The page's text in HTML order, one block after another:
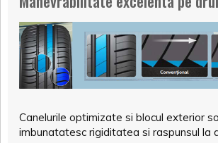
Canelurile optimizate si blocul exterior
imbunatatesc rigiditatea si raspunsul la